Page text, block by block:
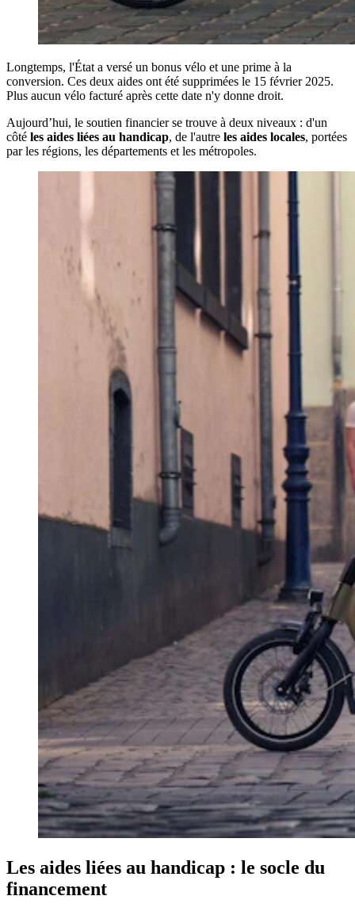
Longtemps, l'État a versé un bonus vélo et une prime à la
conversion. Ces deux aides ont été supprimées le 15 février 2025.
Plus aucun vélo facturé après cette date n'y donne droit.
Aujourd’hui, le soutien financier se trouve à deux niveaux : d'un
côté les aides liées au handicap, de l'autre les aides locales, portées
par les régions, les départements et les métropoles.
Les aides liées au handicap : le socle du
financement